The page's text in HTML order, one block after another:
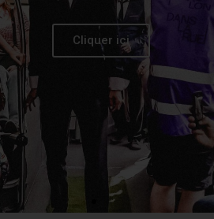
Cliquer ici